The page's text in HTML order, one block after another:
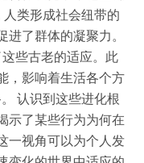
类形成社会纽带的
了群体的凝聚力。
些古老的适应。此
，影响着生活各个方
认识到这些进化根
示了某些行为为何在
一视角可以为个人发